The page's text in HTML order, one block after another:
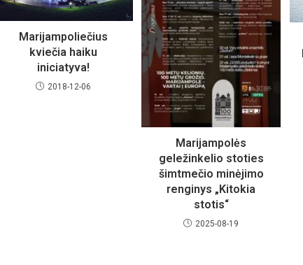
Marijampoliečius
kviečia haiku
iniciatyva!
2018-12-06
Marijampolės
geležinkelio stoties
šimtmečio minėjimo
renginys „Kitokia
stotis“
2025-08-19